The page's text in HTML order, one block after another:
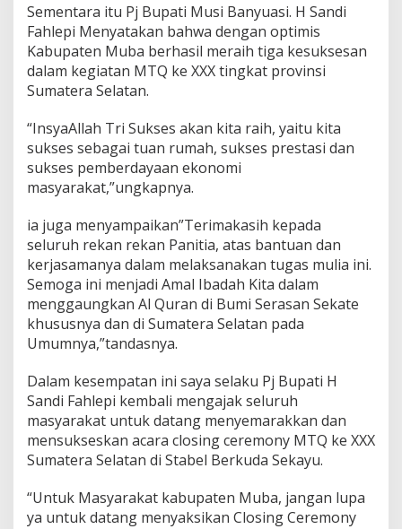
s
P
e
m
e
d
a
y
a
U
M
K
M
Sementara itu Pj Bupati Musi Banyuasi. H Sandi
Fahlepi Menyatakan bahwa dengan optimis
Kabupaten Muba berhasil meraih tiga kesuksesan
dalam kegiatan MTQ ke XXX tingkat provinsi
Sumatera Selatan.
“InsyaAllah Tri Sukses akan kita raih, yaitu kita
sukses sebagai tuan rumah, sukses prestasi dan
sukses pemberdayaan ekonomi
masyarakat,”ungkapnya.
ia juga menyampaikan”Terimakasih kepada
seluruh rekan rekan Panitia, atas bantuan dan
kerjasamanya dalam melaksanakan tugas mulia ini.
Semoga ini menjadi Amal Ibadah Kita dalam
menggaungkan Al Quran di Bumi Serasan Sekate
khususnya dan di Sumatera Selatan pada
Umumnya,”tandasnya.
Dalam kesempatan ini saya selaku Pj Bupati H
Sandi Fahlepi kembali mengajak seluruh
masyarakat untuk datang menyemarakkan dan
mensukseskan acara closing ceremony MTQ ke XXX
Sumatera Selatan di Stabel Berkuda Sekayu.
“Untuk Masyarakat kabupaten Muba, jangan lupa
ya untuk datang menyaksikan Closing Ceremony